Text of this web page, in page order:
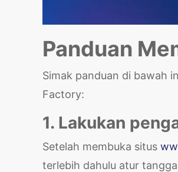
Panduan
Simak panduan di bawah
Factory:
1. Lakukan
Setelah membuka situs
terlebih dahulu atur